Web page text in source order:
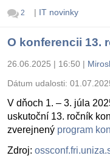
2 | IT novinky
O konferencii 13.
26.06.2025 | 16:50 |
Dátum udalosti:
V dňoch 1. – 3. júla
uskutoční 13. ročník
zverejnený program
Zdroj: